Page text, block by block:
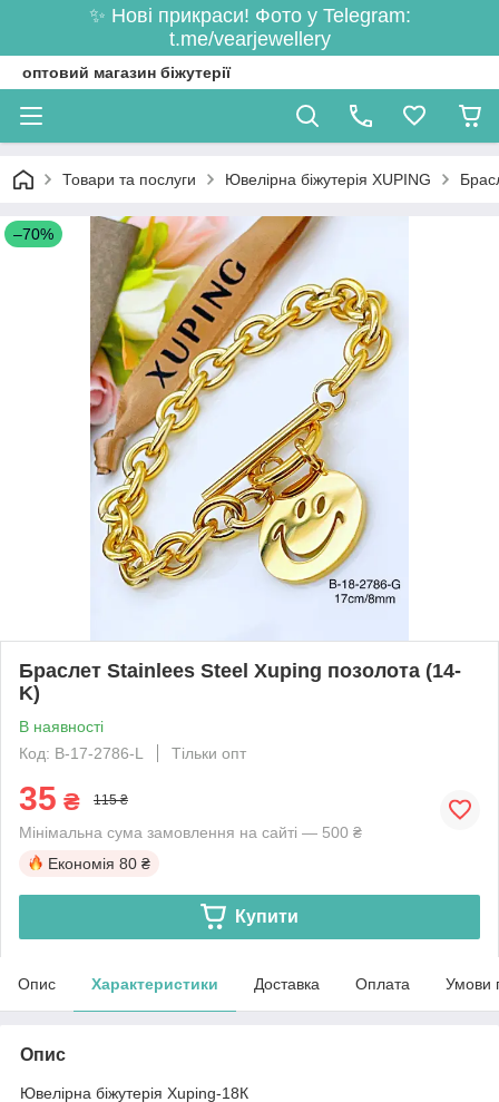
✨ Нові прикраси! Фото у Telegram:
t.me/vearjewellery
оптовий магазин біжутерії
Товари та послуги Ювелірна біжутерія XUPING
–70%
Браслет Stainlees Steel Xuping позолота (14-
K)
В наявності
Код: B-17-2786-L
Тільки опт
35 ₴ 115 ₴
Мінімальна сума замовлення на сайті — 500 ₴
Економія 80 ₴
Купити
Опис Характеристики Доставка Оплата Умови
Опис
Ювелірна біжутерія Xuping-18К